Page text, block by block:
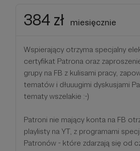
384 zł miesięcznie
Wspierający otrzyma specjalny
certyfikat Patrona oraz
grupy na FB z kulisami pracy,
tematów i dłuuugimi dyskusjami
tematy wszelakie :-)
Patroni nie mający konta na FB
playlisty na YT, z programami
Patronów - które zdarzają się od